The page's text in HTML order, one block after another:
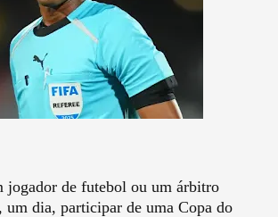
jogador de futebol ou um árbitro
um dia, participar de uma Copa do